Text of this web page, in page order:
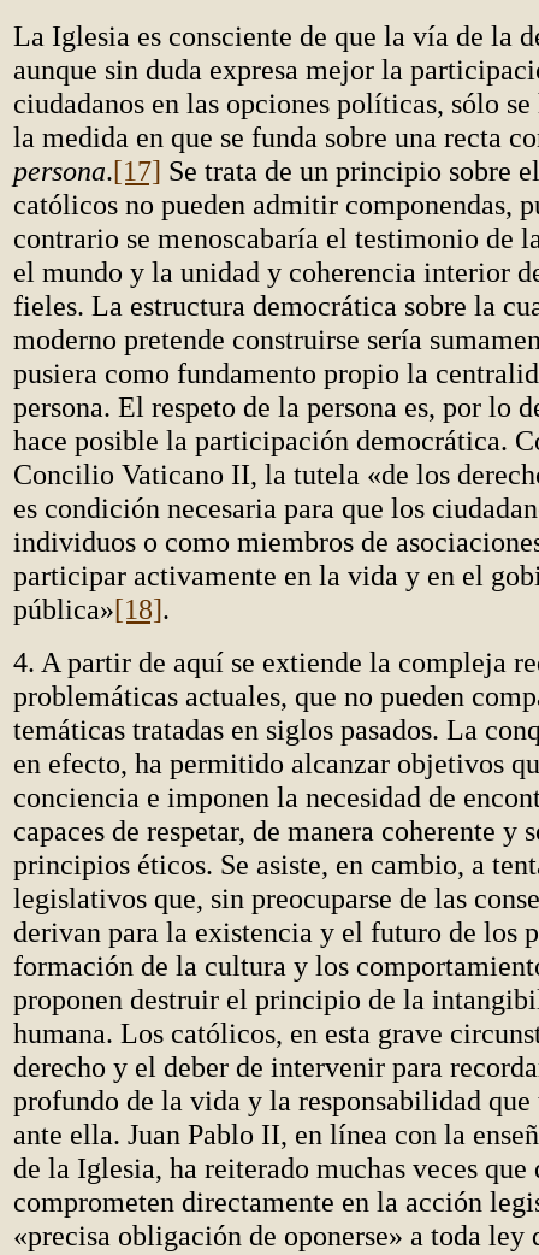
La Iglesia es consciente de que la vía de la
aunque sin duda expresa mejor la
ciudadanos en las opciones políticas, sólo
la medida en que se funda sobre una recta
persona.[17] Se trata de un principio sobre
católicos no pueden admitir componendas,
contrario se menoscabaría el testimonio de
el mundo y la unidad y coherencia interior
fieles. La estructura democrática sobre la
moderno pretende construirse sería
pusiera como fundamento propio la
persona. El respeto de la persona es, por lo
hace posible la participación democrática.
Concilio Vaticano II, la tutela «de los
es condición necesaria para que los
individuos o como miembros de
participar activamente en la vida y en el
pública»[18].
4. A partir de aquí se extiende la compleja
problemáticas actuales, que no pueden
temáticas tratadas en siglos pasados. La
en efecto, ha permitido alcanzar objetivos
conciencia e imponen la necesidad de
capaces de respetar, de manera coherente y
principios éticos. Se asiste, en cambio, a
legislativos que, sin preocuparse de las
derivan para la existencia y el futuro de los
formación de la cultura y los
proponen destruir el principio de la
humana. Los católicos, en esta grave
derecho y el deber de intervenir para
profundo de la vida y la responsabilidad que
ante ella. Juan Pablo II, en línea con la
de la Iglesia, ha reiterado muchas veces que
comprometen directamente en la acción
«precisa obligación de oponerse» a toda ley